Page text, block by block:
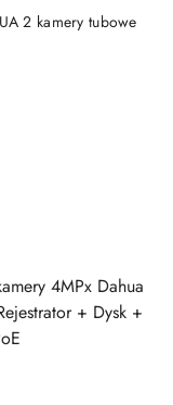
2 kamery tubowe